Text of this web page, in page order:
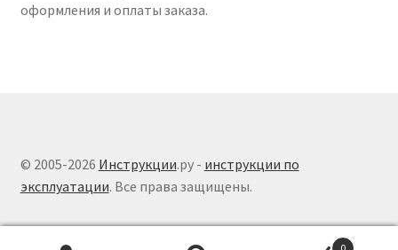
оформления и оплаты заказа.
© 2005-2026 Инструкции.ру - инструкции по
эксплуатации. Все права защищены.